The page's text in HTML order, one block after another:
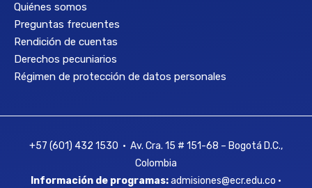
Quiénes somos
Preguntas frecuentes
Rendición de cuentas
Derechos pecuniarios
Régimen de protección de datos personales
+57 (601) 432 1530 • Av. Cra. 15 # 151-68 – Bogotá D.C.,
Colombia
Información de programas:admisiones@ecr.edu.co •